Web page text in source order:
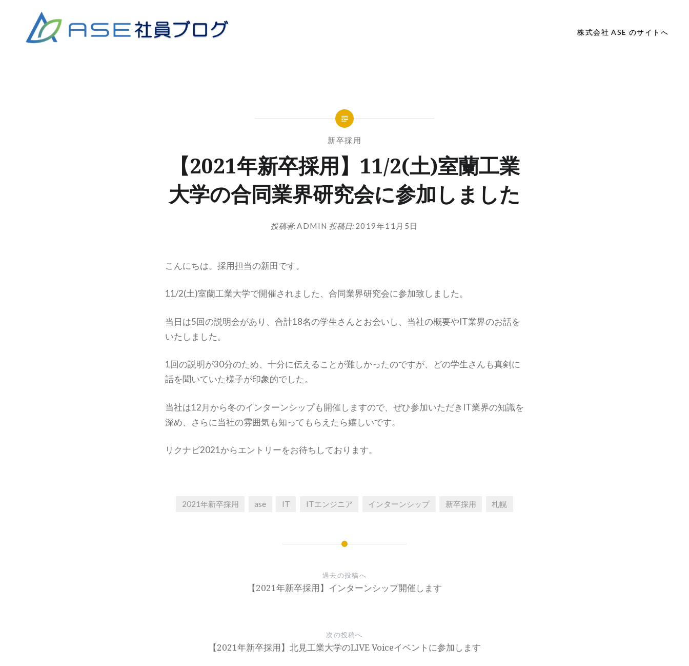
株式会社 ASE のサイトへ
新卒採用
【2021年新卒採用】11/2(土)室蘭工業
大学の合同業界研究会に参加しました
投稿者: ADMIN 投稿日: 2019年11月5日
こんにちは。採用担当の新田です。
11/2(土)室蘭工業大学で開催されました、合同業界研究会に参加致しました。
当日は5回の説明会があり、合計18名の学生さんとお会いし、当社の概要やIT業界のお話を
いたしました。
1回の説明が30分のため、十分に伝えることが難しかったのですが、どの学生さんも真剣に
話を聞いていた様子が印象的でした。
当社は12月から冬のインターンシップも開催しますので、ぜひ参加いただきIT業界の知識を
深め、さらに当社の雰囲気も知ってもらえたら嬉しいです。
リクナビ2021からエントリーをお待ちしております。
2021年新卒採用 ase IT ITエンジニア インターンシップ 新卒採用 札幌
過去の投稿へ
【2021年新卒採用】インターンシップ開催します
次の投稿へ
【2021年新卒採用】北見工業大学のLIVE Voiceイベントに参加します